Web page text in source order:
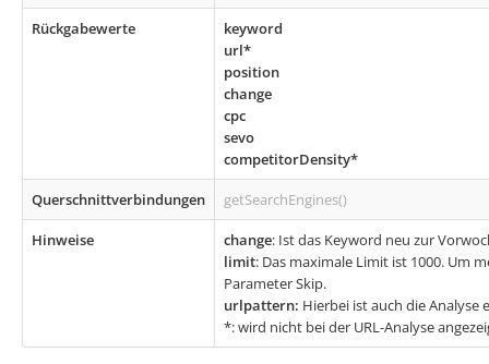
Rückgabewerte
keyword
url*
position
change
cpc
sevo
competitorDensity*
Querschnittverbindungen getSearchEngines()
Hinweise change: Ist das Keyword neu zur
limit: Das maximale Limit ist 1000. Um
Parameter Skip.
urlpattern: Hierbei ist auch die Analyse
*: wird nicht bei der URL-Analyse